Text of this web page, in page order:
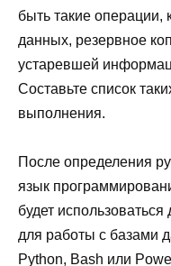
быть такие операции,
данных, резервное
устаревшей
Составьте список
выполнения.
После определения
язык
будет
для работы с базами
Python, Bash или